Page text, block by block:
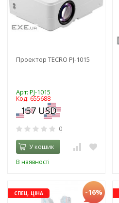
Проектор TECRO PJ-1015
Арт: PJ-1015
Код: 655688
0
У кошик
В наявності
СПЕЦ. ЦІНА -16%